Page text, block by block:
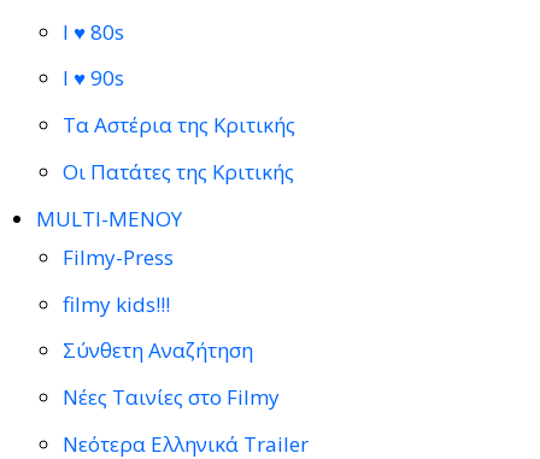
I ♥ 80s
I ♥ 90s
Τα Αστέρια της Κριτικής
Οι Πατάτες της Κριτικής
MULTI-ΜΕΝΟΥ
Filmy-Press
filmy kids!!!
Σύνθετη Αναζήτηση
Νέες Ταινίες στο Filmy
Νεότερα Ελληνικά Trailer